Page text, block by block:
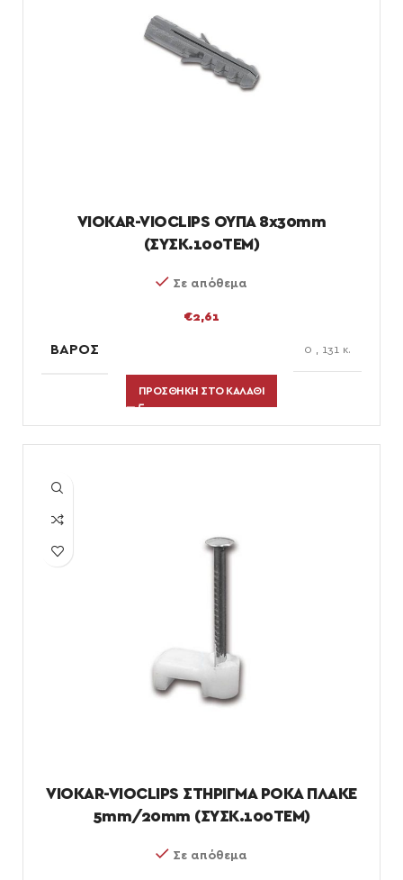
VIOKAR-VIOCLIPS ΟΥΠΑ 8x30mm
(ΣΥΣΚ.100ΤΕΜ)
Σε απόθεμα
€2,61
ΒΆΡΟΣ 0 , 131 κ.
ΠΡΟΣΘΉΚΗ ΣΤΟ ΚΑΛΆΘΙ
VIOKAR-VIOCLIPS ΣΤΗΡΙΓΜΑ ΡΟΚΑ ΠΛΑΚΕ
5mm/20mm (ΣΥΣΚ.100ΤΕΜ)
Σε απόθεμα